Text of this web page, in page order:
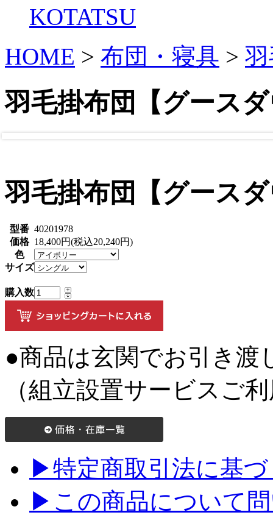
KOTATSU
HOME > 布団・寝具 >
羽毛掛布団【グース
羽毛掛布団【グース
型番 40201978
価格 18,400円(税込20,240円)
色
サイズ
購入数
●商品は玄関でお引き渡
（組立設置サービスご
▶特定商取引法に基
▶この商品について